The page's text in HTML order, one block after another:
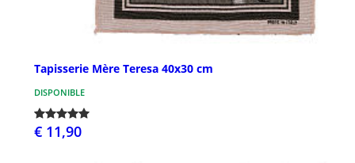
Tapisserie Mère Teresa 40x30 cm
DISPONIBLE
€ 11,90